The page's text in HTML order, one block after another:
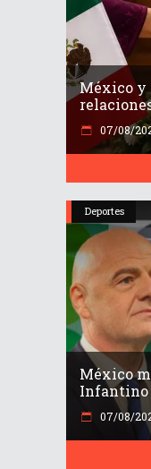
México y
07/08/
Deportes
México
Infantino
07/08/